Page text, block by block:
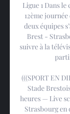
Ligue 1 Dans
12ème
deux équipes
Brest -
suivre à la
(((SPORT EN
Stade
heures — Live
Strasbourg en